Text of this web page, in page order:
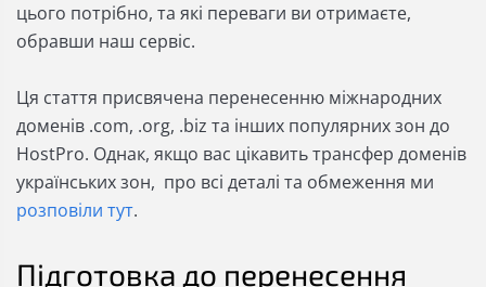
цього потрібно, та які переваги ви отримаєте,
обравши наш сервіс.
Ця стаття присвячена перенесенню міжнародних
доменів .com, .org, .biz та інших популярних зон до
HostPro. Однак, якщо вас цікавить трансфер доменів
українських зон, про всі деталі та обмеження ми
розповіли тут.
Підготовка до перенесення